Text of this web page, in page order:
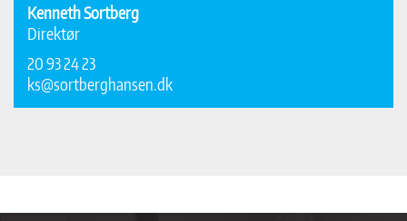
Kenneth Sortberg
Direktør
20 93 24 23
ks@sortberghansen.dk